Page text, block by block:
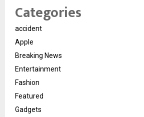
Categories
accident
Apple
Breaking News
Entertainment
Fashion
Featured
Gadgets